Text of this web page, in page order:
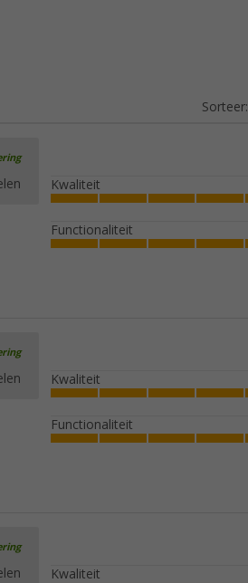
Sorteer:
Kwaliteit
Functionaliteit
Kwaliteit
Functionaliteit
Kwaliteit